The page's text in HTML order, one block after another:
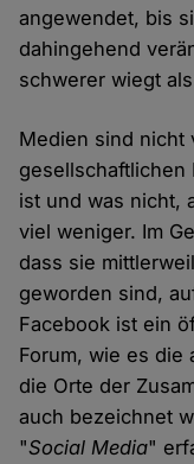
angewendet, bis
dahingehend
schwerer wiegt
Medien sind nicht
ist und was nicht,
viel weniger. Im
dass sie
geworden sind,
Facebook ist ein
Forum, wie es die
die Orte der
auch bezeichnet
"Social Media"